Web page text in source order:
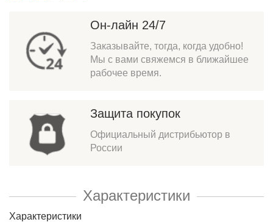
Он-лайн 24/7
Заказывайте, тогда, когда удобно!
Мы с вами свяжемся в ближайшее
рабочее время.
Защита покупок
Официальный дистрибьютор в
России
Характеристики
Характеристики